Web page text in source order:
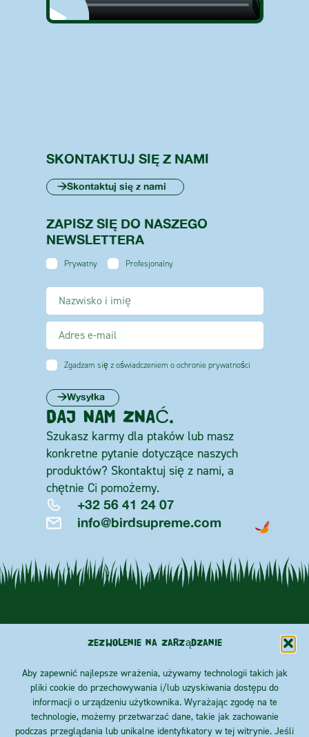
Zezwolenie na zarządzanie
Aby zapewnić najlepsze wrażenia, używamy technologii takich jak
pliki cookie do przechowywania i/lub uzyskiwania dostępu do
informacji o urządzeniu użytkownika. Wyrażając zgodę na te
technologie, możemy przetwarzać dane, takie jak zachowanie
podczas przeglądania lub unikalne identyfikatory w tej witrynie. Jeśli
SKONTAKTUJ SIĘ Z NAMI
Skontaktuj się z nami
ZAPISZ SIĘ DO NASZEGO
NEWSLETTERA
Prywatny Profesjonalny
Zgadzam się z oświadczeniem o ochronie prywatności
Wysyłka
DAJ NAM ZNAĆ.
Szukasz karmy dla ptaków lub masz
konkretne pytanie dotyczące naszych
produktów? Skontaktuj się z nami, a
chętnie Ci pomożemy.
+32 56 41 24 07
info@birdsupreme.com
Rainbow
crisp
Essentials
O NAS
BLOG
Priester
Coulonstraat
100
B-8930
ŚLEDŹ